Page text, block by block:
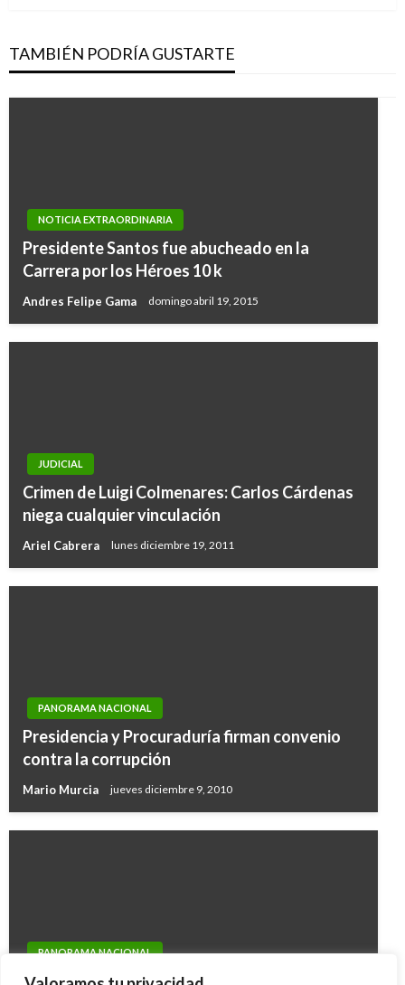
TAMBIÉN PODRÍA GUSTARTE
NOTICIA EXTRAORDINARIA
Presidente Santos fue abucheado en la
Carrera por los Héroes 10 k
Andres Felipe Gama domingo abril 19, 2015
JUDICIAL
Crimen de Luigi Colmenares: Carlos Cárdenas
niega cualquier vinculación
Ariel Cabrera lunes diciembre 19, 2011
PANORAMA NACIONAL
Presidencia y Procuraduría firman convenio
contra la corrupción
Mario Murcia jueves diciembre 9, 2010
PANORAMA NACIONAL
Ricardo Lozano asumirá la Embajada de